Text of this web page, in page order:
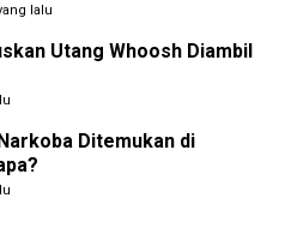
lalu
Utang Whoosh Diambil
Ditemukan di